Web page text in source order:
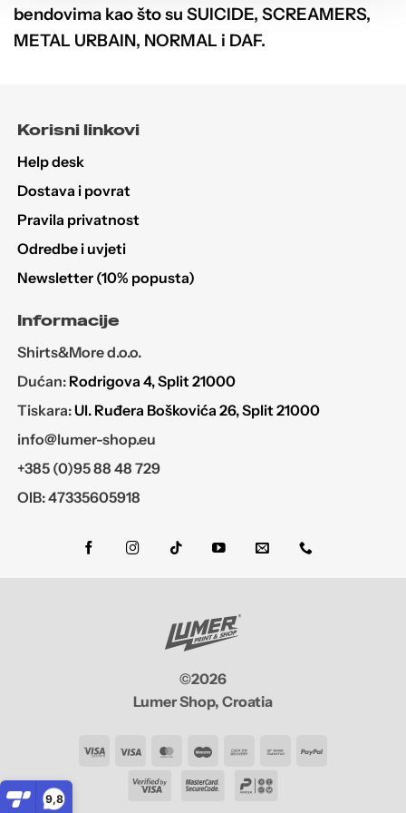
9,8
bendovima kao što su SUICIDE, SCREAMERS,
METAL URBAIN, NORMAL i DAF.
Korisni linkovi
Help desk
Dostava i povrat
Pravila privatnost
Odredbe i uvjeti
Newsletter (10% popusta)
Informacije
Shirts&More d.o.o.
Dućan: Rodrigova 4, Split 21000
Tiskara:Ul. Ruđera Boškovića 26, Split 21000
info@lumer-shop.eu
+385 (0)95 88 48 729
OIB: 47335605918
©2026
Lumer Shop, Croatia
Visa
Electron
Visa MasterCard
Maestro
Cash
On
BankPayPal